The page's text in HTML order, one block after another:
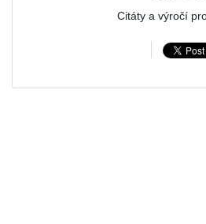
Citáty a výročí